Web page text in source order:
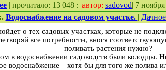
| прочитало: 13 048 :| автор: sadovod| 7
Водоснабжение на садовом участке. |
о тех садовых участках, которые не
все потребности, внося
поливать растения нужно?
в водоснабжении садоводств были колодцы.
водоснабжение – хотя бы для того же полива